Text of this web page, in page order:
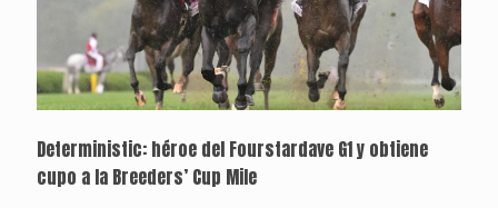
Deterministic: héroe del Fourstardave G1 y obtiene
cupo a la Breeders’ Cup Mile